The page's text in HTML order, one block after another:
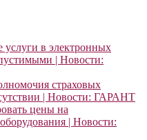
услуги в электронных
| Новости:
страховых
| Новости: ГАРАНТ
цены на
| Новости: